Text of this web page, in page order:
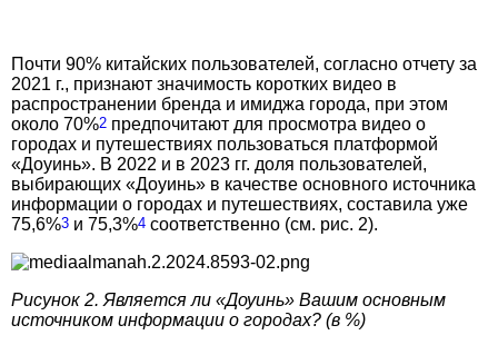
Почти 90% китайских пользователей, согласно отчету за
2021 г., признают значимость коротких видео в
распространении бренда и имиджа города, при этом
около 70%2 предпочитают для просмотра видео о
городах и путешествиях пользоваться платформой
«Доуинь». В 2022 и в 2023 гг. доля пользователей,
выбирающих «Доуинь» в качестве основного источника
информации о городах и путешествиях, составила уже
75,6%3 и 75,3%4 соответственно (см. рис. 2).
Рисунок 2. Является ли «Доуинь» Вашим основным
источником информации о городах? (в %)